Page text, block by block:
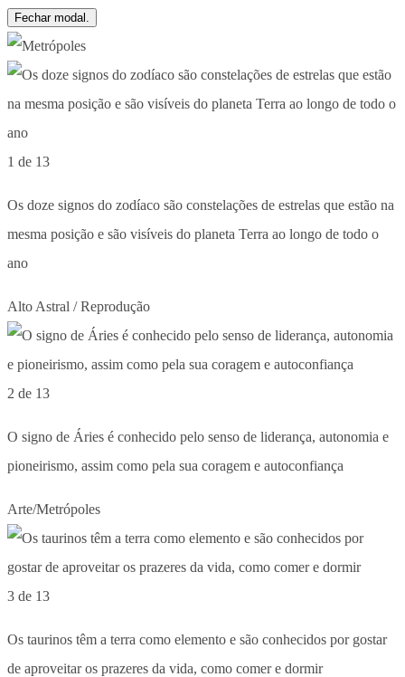
Fechar modal.
1 de 13
Os doze signos do zodíaco são constelações de estrelas que estão na
mesma posição e são visíveis do planeta Terra ao longo de todo o
ano
Alto Astral / Reprodução
2 de 13
O signo de Áries é conhecido pelo senso de liderança, autonomia e
pioneirismo, assim como pela sua coragem e autoconfiança
Arte/Metrópoles
3 de 13
Os taurinos têm a terra como elemento e são conhecidos por gostar
de aproveitar os prazeres da vida, como comer e dormir